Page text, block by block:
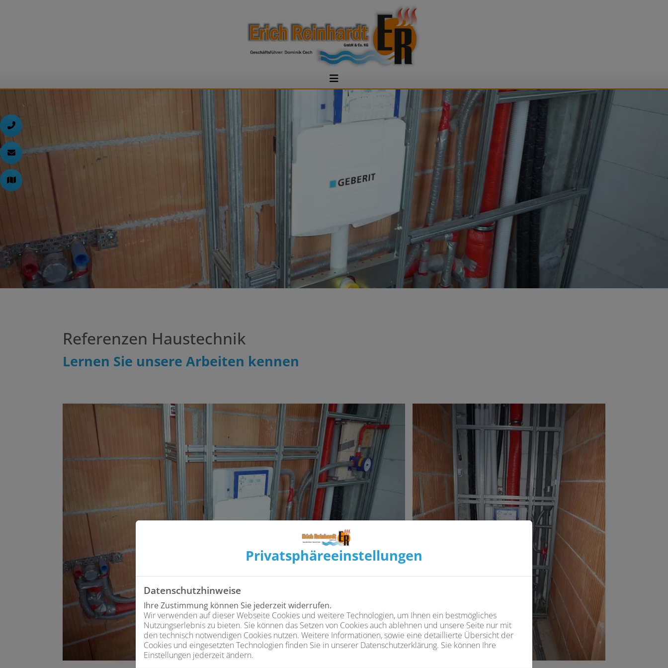
Referenzen Haustechnik
Lernen Sie unsere Arbeiten kennen
schließen
und schließen
schließen
Privatsphäre­einstellungen
Datenschutzhinweise
Ihre Zustimmung können Sie jederzeit widerrufen.
Wir verwenden auf dieser Webseite Cookies und weitere Technologien, um Ihnen ein bestmögliches
Nutzungserlebnis zu bieten. Sie können das Setzen von Cookies auch ablehnen und unsere Seite nur mit
den technisch notwendigen Cookies nutzen. Weitere Informationen, sowie eine detaillierte Übersicht der
Cookies und eingesetzten Technologien finden Sie in unserer Datenschutzerklärung. Sie können Ihre
Einstellungen jederzeit ändern.